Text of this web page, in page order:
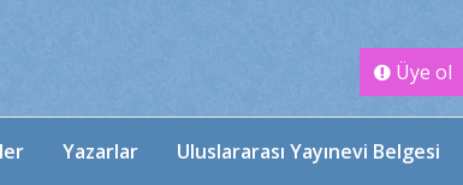
Üye ol
Yazarlar Uluslararası Yayınevi Belgesi